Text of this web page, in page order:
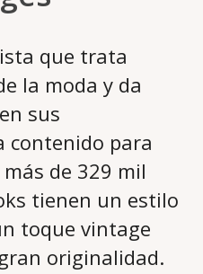
que trata
la moda y da
sus
contenido para
de 329 mil
tienen un estilo
toque vintage
originalidad.